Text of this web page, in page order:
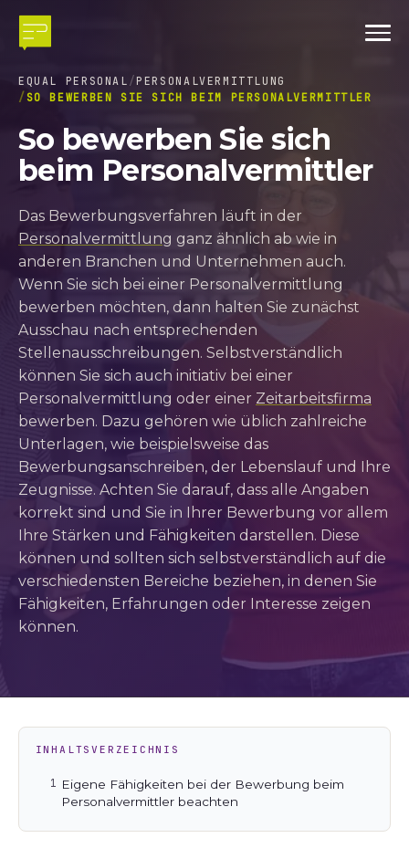
EQUAL PERSONAL
PERSONALVERMITTLUNG
SO BEWERBEN SIE SICH BEIM PERSONALVERMITTLER
So bewerben Sie sich
beim Personalvermittler
Das Bewerbungsverfahren läuft in der
Personalvermittlung ganz ähnlich ab wie in
anderen Branchen und Unternehmen auch.
Wenn Sie sich bei einer Personalvermittlung
bewerben möchten, dann halten Sie zunächst
Ausschau nach entsprechenden
Stellenausschreibungen. Selbstverständlich
können Sie sich auch initiativ bei einer
Personalvermittlung oder einer Zeitarbeitsfirma
bewerben. Dazu gehören wie üblich zahlreiche
Unterlagen, wie beispielsweise das
Bewerbungsanschreiben, der Lebenslauf und Ihre
Zeugnisse. Achten Sie darauf, dass alle Angaben
korrekt sind und Sie in Ihrer Bewerbung vor allem
Ihre Stärken und Fähigkeiten darstellen. Diese
können und sollten sich selbstverständlich auf die
verschiedensten Bereiche beziehen, in denen Sie
Fähigkeiten, Erfahrungen oder Interesse zeigen
können.
INHALTSVERZEICHNIS
Eigene Fähigkeiten bei der Bewerbung beim
Personalvermittler beachten